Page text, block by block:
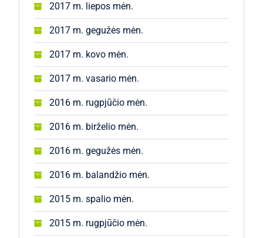
2017 m. liepos mėn.
2017 m. gegužės mėn.
2017 m. kovo mėn.
2017 m. vasario mėn.
2016 m. rugpjūčio mėn.
2016 m. birželio mėn.
2016 m. gegužės mėn.
2016 m. balandžio mėn.
2015 m. spalio mėn.
2015 m. rugpjūčio mėn.